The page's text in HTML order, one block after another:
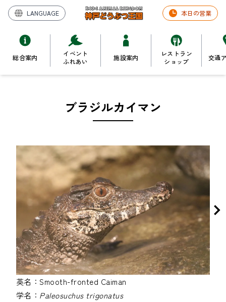
LANGUAGE 本日の営業
総合案内
イベント
ふれあい
施設案内
レストラン
ショップ
交通
ブラジルカイマン
英名：Smooth-fronted Caiman
学名： Paleosuchus trigonatus